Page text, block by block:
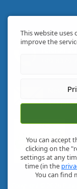
+49 8379
1/4
This website uses
improve the
You can accept
clicking on the
settings at any
time (in the
You can find